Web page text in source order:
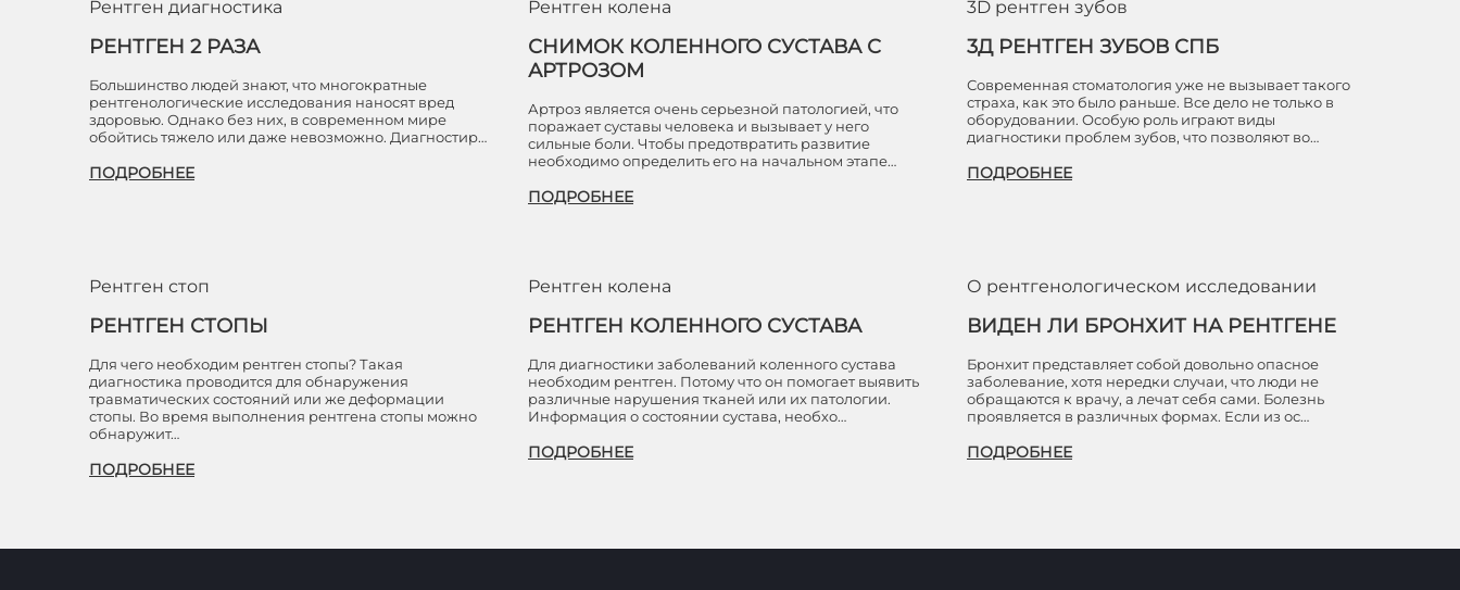
Рентген диагностика
РЕНТГЕН 2 РАЗА
Большинство людей знают, что многократные
рентгенологические исследования наносят вред
здоровью. Однако без них, в современном мире
обойтись тяжело или даже невозможно. Диагностир…
ПОДРОБНЕЕ
Рентген колена
СНИМОК КОЛЕННОГО СУСТАВА С
АРТРОЗОМ
Артроз является очень серьезной патологией, что
поражает суставы человека и вызывает у него
сильные боли. Чтобы предотвратить развитие
необходимо определить его на начальном этапе…
ПОДРОБНЕЕ
3D рентген зубов
3Д РЕНТГЕН ЗУБОВ СПБ
Современная стоматология уже не вызывает такого
страха, как это было раньше. Все дело не только в
оборудовании. Особую роль играют виды
диагностики проблем зубов, что позволяют во…
ПОДРОБНЕЕ
Рентген стоп
РЕНТГЕН СТОПЫ
Для чего необходим рентген стопы? Такая
диагностика проводится для обнаружения
травматических состояний или же деформации
стопы. Во время выполнения рентгена стопы можно
обнаружит…
ПОДРОБНЕЕ
Рентген колена
РЕНТГЕН КОЛЕННОГО СУСТАВА
Для диагностики заболеваний коленного сустава
необходим рентген. Потому что он помогает выявить
различные нарушения тканей или их патологии.
Информация о состоянии сустава, необхо…
ПОДРОБНЕЕ
О рентгенологическом исследовании
ВИДЕН ЛИ БРОНХИТ НА РЕНТГЕНЕ
Бронхит представляет собой довольно опасное
заболевание, хотя нередки случаи, что люди не
обращаются к врачу, а лечат себя сами. Болезнь
проявляется в различных формах. Если из ос…
ПОДРОБНЕЕ